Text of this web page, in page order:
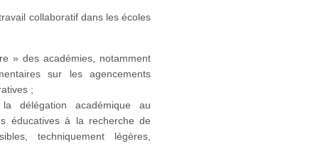
collaboratif dans les écoles
» des académies, notamment
sur les agencements
;
délégation académique au
éducatives à la recherche de
techniquement légères,